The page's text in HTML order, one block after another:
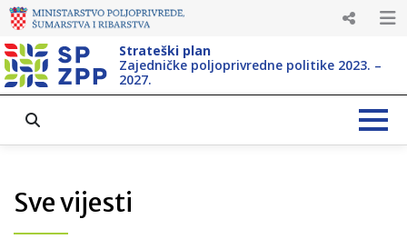
Strateški plan
Zajedničke poljoprivredne politike 2023. –
2027.
Sve vijesti